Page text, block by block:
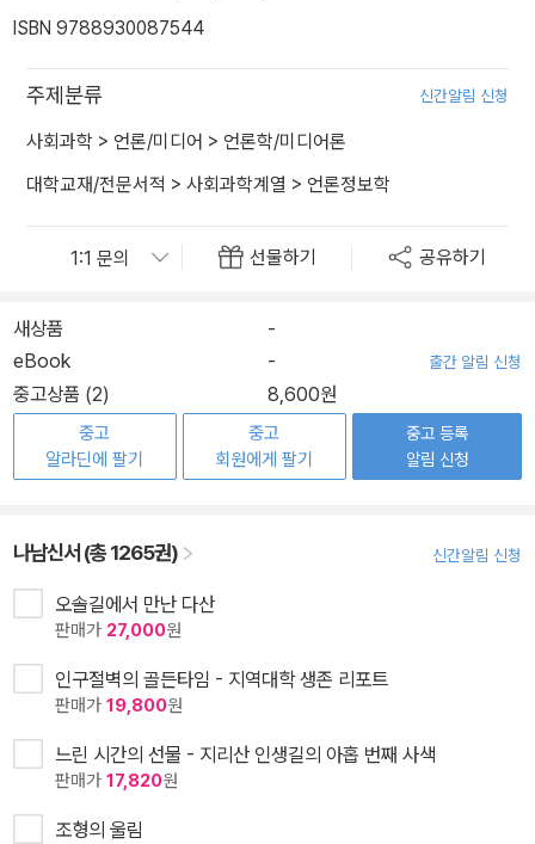
ISBN 9788930087544
주제분류 신간알림 신청
사회과학 > 언론/미디어 > 언론학/미디어론
대학교재/전문서적 > 사회과학계열 > 언론정보학
선물하기 공유하기
새상품
-
eBook
- 출간 알림 신청
중고상품 (2) 8,600원
중고
알라딘에 팔기
중고
회원에게 팔기
중고 등록
알림 신청
나남신서 (총 1265권) 신간알림 신청
오솔길에서 만난 다산
판매가 27,000원
인구절벽의 골든타임 - 지역대학 생존 리포트
판매가 19,800원
느린 시간의 선물 - 지리산 인생길의 아홉 번째 사색
판매가 17,820원
조형의 울림